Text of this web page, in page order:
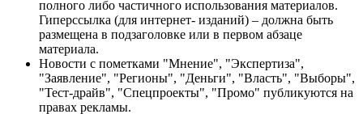
полного либо частичного использования материалов.
Гиперссылка (для интернет- изданий) – должна быть
размещена в подзаголовке или в первом абзаце
материала.
Новости с пометками "Мнение", "Экспертиза",
"Заявление", "Регионы", "Деньги", "Власть", "Выборы",
"Тест-драйв", "Спецпроекты", "Промо" публикуются на
правах рекламы.